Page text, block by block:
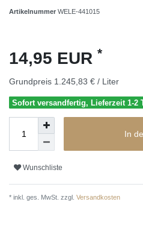
Artikelnummer WELE-441015
14,95 EUR *
Grundpreis 1.245,83 € / Liter
Sofort versandfertig, Lieferzeit 1-2
In
Wunschliste
* inkl. ges. MwSt. zzgl. Versandkosten